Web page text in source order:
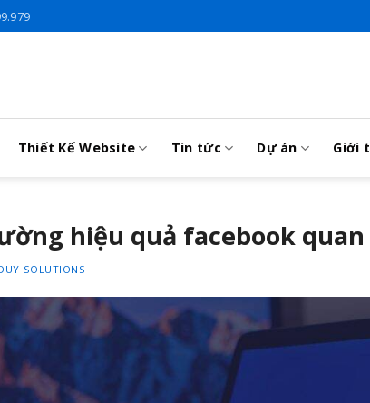
Thiết Kế Website Tin tức Dự án Giới
hiệu quả facebook
SOLUTIONS